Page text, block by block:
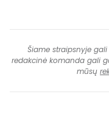
Šiame straipsnyje
redakcinė komanda gali
mūsų